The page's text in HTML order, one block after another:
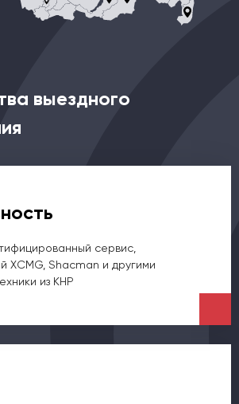
выездного
сервис,
XCMG, Shacman и другими
из КНР